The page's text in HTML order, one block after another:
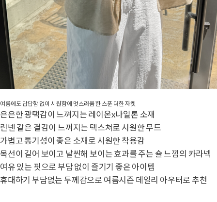
여름에도 답답함 없이 시원함에 멋스러움 한 스푼 더한 자켓
은은한 광택감이 느껴지는 레이온x나일론 소재
린넨 같은 결감이 느껴지는 텍스쳐로 시원한 무드
가볍고 통기성이 좋은 소재로 시원한 착용감
목선이 길어 보이고 날씬해 보이는 효과를 주는 숄 느낌의 카라넥
여유 있는 핏으로 부담 없이 즐기기 좋은 아이템
휴대하기 부담없는 두께감으로 여름시즌 데일리 아우터로 추천